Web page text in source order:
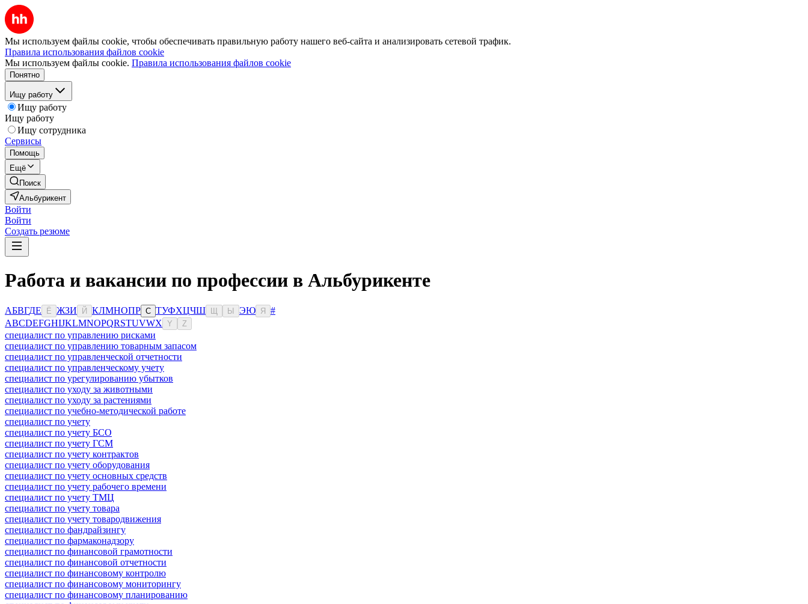
Мы используем файлы cookie, чтобы обеспечивать правильную работу нашего веб-сайта и анализировать сетевой трафик.
Правила использования файлов cookie
Мы используем файлы cookie. Правила использования файлов cookie
Понятно
Ищу работу
Ищу работу
Ищу работу
Ищу сотрудника
Сервисы
Помощь
Ещё
Поиск
Альбурикент
Войти
Войти
Создать резюме
Работа и вакансии по профессии в Альбурикенте
АБВГДЕ Ё ЖЗИ Й КЛМНОПР С ТУФХЦЧШ Ы ЭЮ Я
#
ABCDEFGHIJKLMNOPQRSTUVWX Y Z
специалист по управлению рисками
специалист по управлению товарным запасом
специалист по управленческой отчетности
специалист по управленческому учету
специалист по урегулированию убытков
специалист по уходу за животными
специалист по уходу за растениями
специалист по учебно-методической работе
специалист по учету
специалист по учету БСО
специалист по учету ГСМ
специалист по учету контрактов
специалист по учету оборудования
специалист по учету основных средств
специалист по учету рабочего времени
специалист по учету ТМЦ
специалист по учету товара
специалист по учету товародвижения
специалист по фандрайзингу
специалист по фармаконадзору
специалист по финансовой грамотности
специалист по финансовой отчетности
специалист по финансовому контролю
специалист по финансовому мониторингу
специалист по финансовому планированию